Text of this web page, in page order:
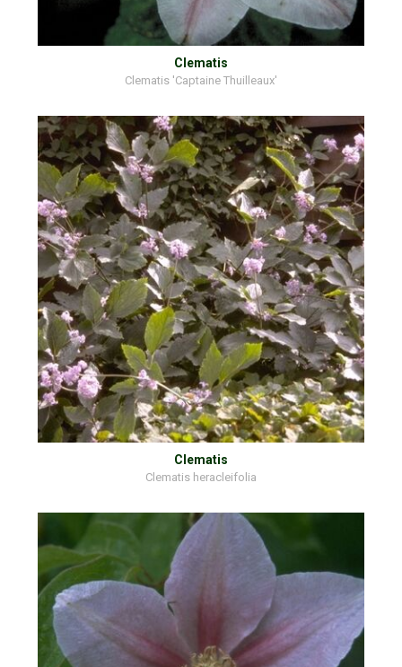
Clematis
Clematis 'Captaine Thuilleaux'
Clematis
Clematis heracleifolia